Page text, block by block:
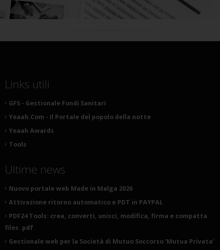
Links utili
GFS - Gestionale Fondi Sanitari
Yeaah.Com - Il Portale del popolo della notte
Yeaah Awards
Tools
Ultime news
Nuovo portale web Made in Malga 2026
Attivazione ritorno automatico e PDT in PAYPAL
PDF24 Tools: crea, converti, unisci, modifica, firma e compatta
files .pdf
Gestionale web per la Società di Mutuo Soccorso 'Mutua Privata'